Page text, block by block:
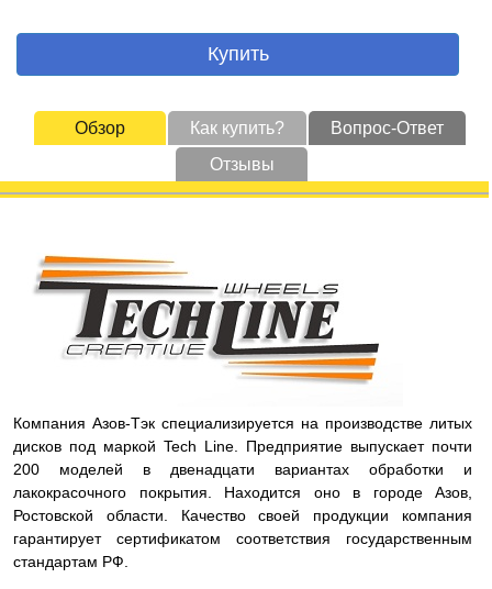
Купить
Обзор Как купить?
Вопрос-Ответ
Отзывы
Компания Азов-Тэк специализируется на производстве литых
дисков под маркой Tech Line. Предприятие выпускает почти
200 моделей в двенадцати вариантах обработки и
лакокрасочного покрытия. Находится оно в городе Азов,
Ростовской области. Качество своей продукции компания
гарантирует сертификатом соответствия государственным
стандартам РФ.